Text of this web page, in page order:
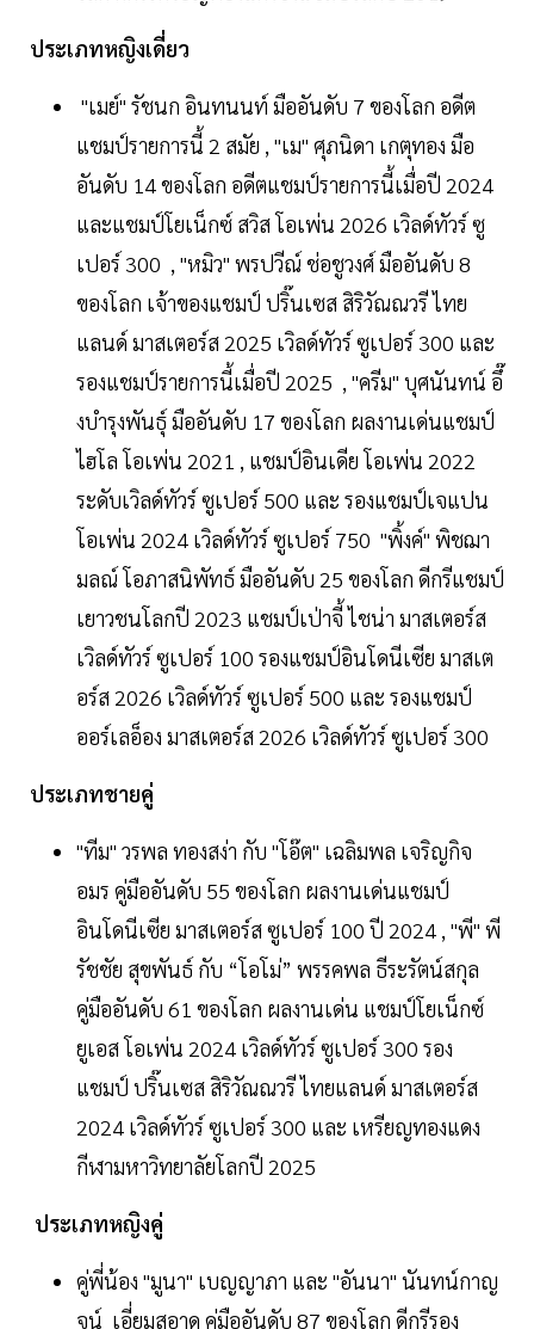
ประเภทหญิงเดี่ยว
"เมย์" รัชนก อินทนนท์ มืออันดับ 7 ของโลก อดีต
แชมป์รายการนี้ 2 สมัย , "เม" ศุภนิดา เกตุทอง มือ
อันดับ 14 ของโลก อดีตแชมป์รายการนี้เมื่อปี 2024
และแชมป์โยเน็กซ์ สวิส โอเพ่น 2026 เวิลด์ทัวร์ ซู
เปอร์ 300 , "หมิว" พรปวีณ์ ช่อชูวงศ์ มืออันดับ 8
ของโลก เจ้าของแชมป์ ปริ๊นเซส สิริวัณณวรี ไทย
แลนด์ มาสเตอร์ส 2025 เวิลด์ทัวร์ ซูเปอร์ 300 และ
รองแชมป์รายการนี้เมื่อปี 2025 , "ครีม" บุศนันทน์ อึ๊
งบำรุงพันธุ์ มืออันดับ 17 ของโลก ผลงานเด่นแชมป์
ไฮโล โอเพ่น 2021 , แชมป์อินเดีย โอเพ่น 2022
ระดับเวิลด์ทัวร์ ซูเปอร์ 500 และ รองแชมป์เจแปน
โอเพ่น 2024 เวิลด์ทัวร์ ซูเปอร์ 750 "พิ้งค์" พิชฌา
มลณ์ โอภาสนิพัทธ์ มืออันดับ 25 ของโลก ดีกรีแชมป์
เยาวชนโลกปี 2023 แชมป์เป่าจี้ ไชน่า มาสเตอร์ส
เวิลด์ทัวร์ ซูเปอร์ 100 รองแชมป์อินโดนีเซีย มาสเต
อร์ส 2026 เวิลด์ทัวร์ ซูเปอร์ 500 และ รองแชมป์
ออร์เลอ็อง มาสเตอร์ส 2026 เวิลด์ทัวร์ ซูเปอร์ 300
ประเภทชายคู่
"ทีม" วรพล ทองสง่า กับ "โอ๊ต" เฉลิมพล เจริญกิจ
อมร คู่มืออันดับ 55 ของโลก ผลงานเด่นแชมป์
อินโดนีเซีย มาสเตอร์ส ซูเปอร์ 100 ปี 2024 , "พี" พี
รัชชัย สุขพันธ์ กับ “โอโม่” พรรคพล ธีระรัตน์สกุล
คู่มืออันดับ 61 ของโลก ผลงานเด่น แชมป์โยเน็กซ์
ยูเอส โอเพ่น 2024 เวิลด์ทัวร์ ซูเปอร์ 300 รอง
แชมป์ ปริ๊นเซส สิริวัณณวรี ไทยแลนด์ มาสเตอร์ส
2024 เวิลด์ทัวร์ ซูเปอร์ 300 และ เหรียญทองแดง
กีฬามหาวิทยาลัยโลกปี 2025
ประเภทหญิงคู่
คู่พี่น้อง "มูนา" เบญญาภา และ "อันนา" นันทน์กาญ
จน์ เอี่ยมสอาด คู่มืออันดับ 87 ของโลก ดีกรีรอง